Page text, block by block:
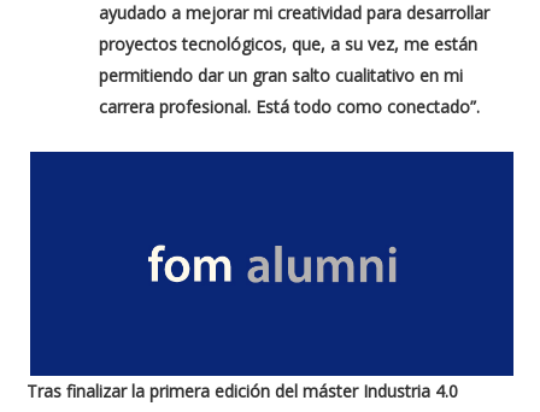
ayudado a mejorar mi creatividad para desarrollar
proyectos tecnológicos, que, a su vez, me están
permitiendo dar un gran salto cualitativo en mi
carrera profesional. Está todo como conectado”.
Tras finalizar la primera edición del máster Industria 4.0